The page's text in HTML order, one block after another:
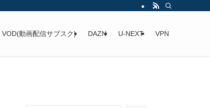
VOD(動画配信サブスク) DAZN U-NEXT VPN